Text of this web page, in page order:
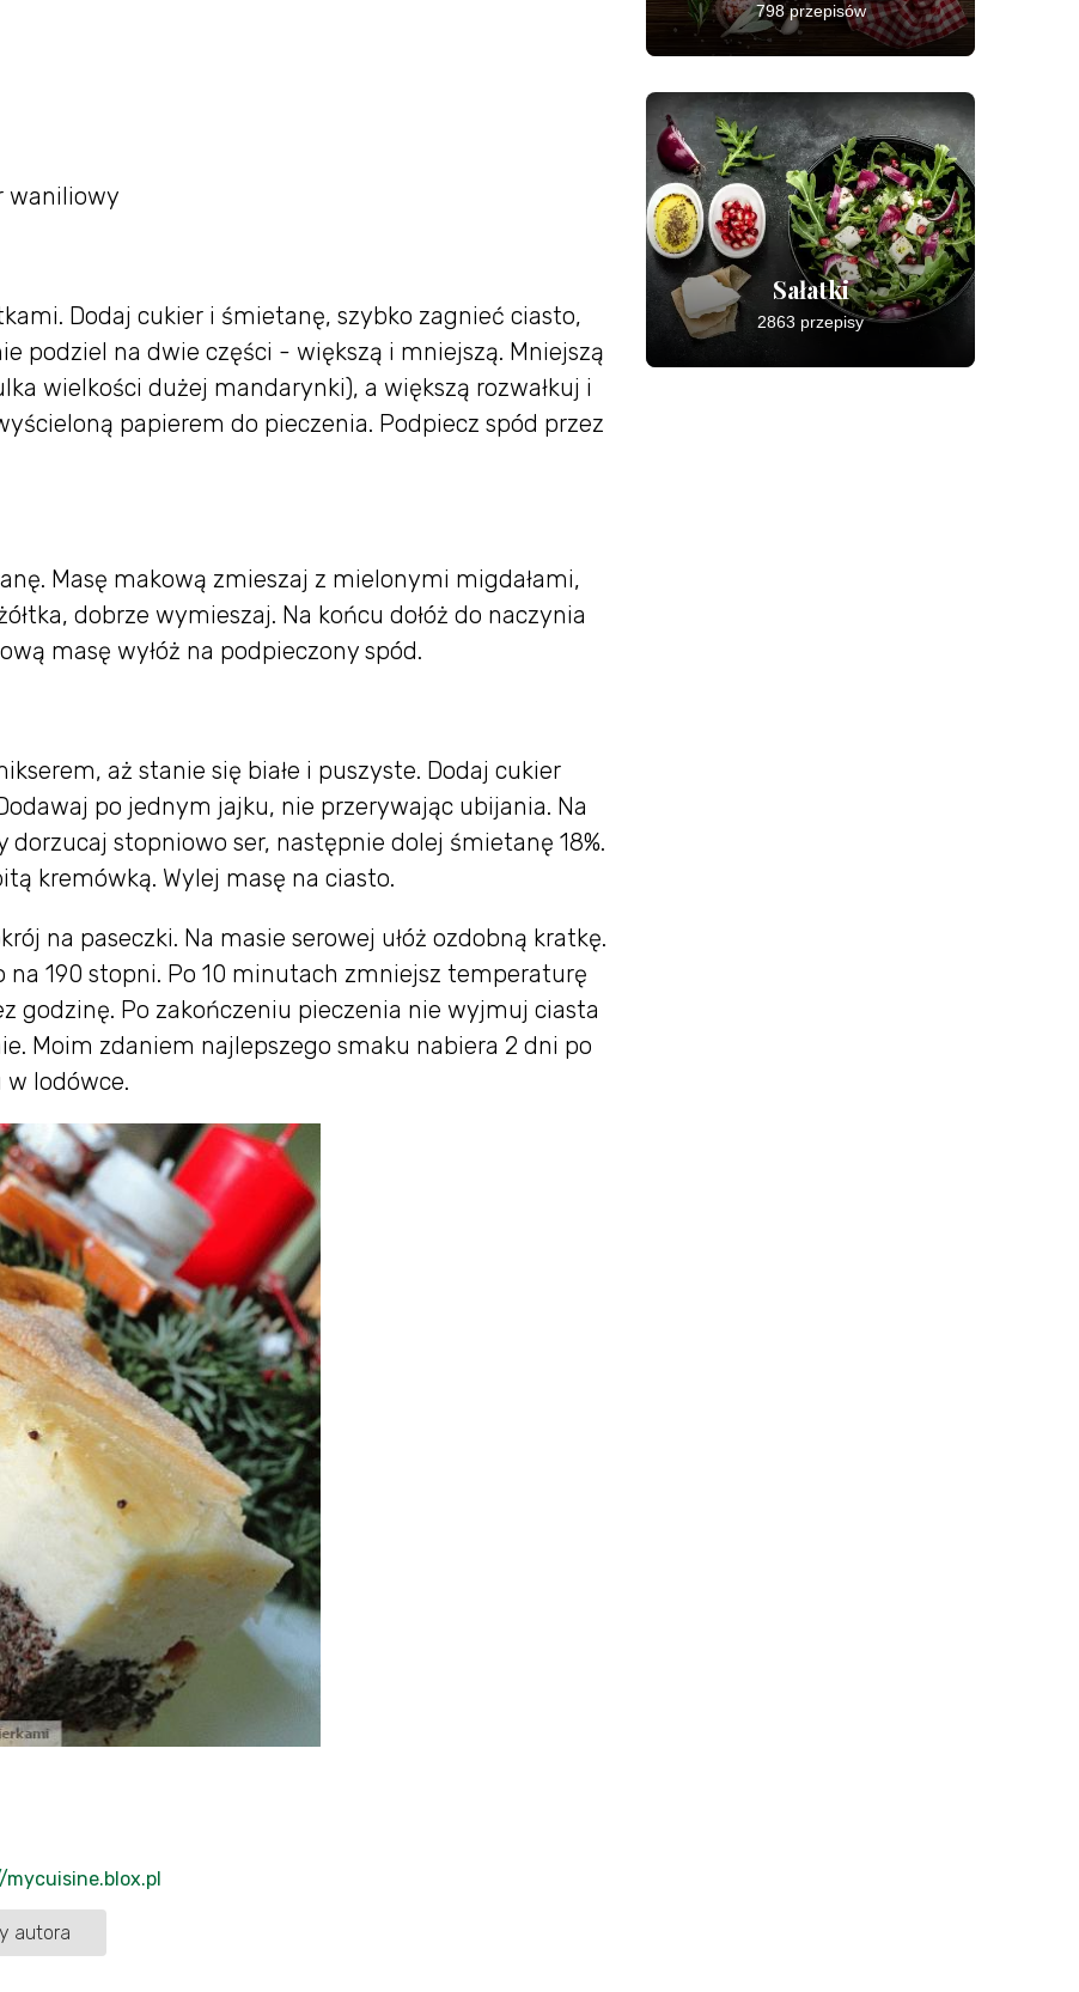
waniliowy
Dodaj cukier i śmietanę, szybko zagnieć ciasto,
podziel na dwie części - większą i mniejszą. Mniejszą
wielkości dużej mandarynki), a większą rozwałkuj i
papierem do pieczenia. Podpiecz spód przez
Masę makową zmieszaj z mielonymi migdałami,
dobrze wymieszaj. Na końcu dołóż do naczynia
masę wyłóż na podpieczony spód.
aż stanie się białe i puszyste. Dodaj cukier
po jednym jajku, nie przerywając ubijania. Na
stopniowo ser, następnie dolej śmietanę 18%.
kremówką. Wylej masę na ciasto.
na paseczki. Na masie serowej ułóż ozdobną kratkę.
190 stopni. Po 10 minutach zmniejsz temperaturę
godzinę. Po zakończeniu pieczenia nie wyjmuj ciasta
Moim zdaniem najlepszego smaku nabiera 2 dni po
w lodówce.
autora
798 przepisów
Sałatki
2863 przepisy